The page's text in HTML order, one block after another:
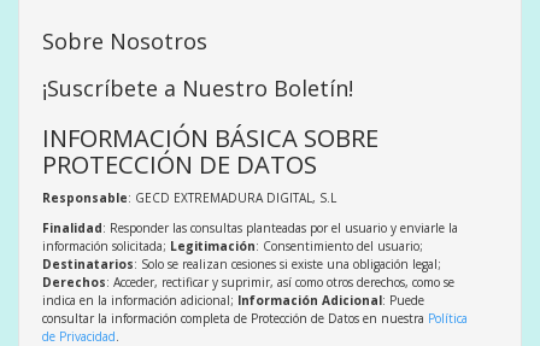
Sobre Nosotros
¡Suscríbete a Nuestro Boletín!
INFORMACIÓN BÁSICA SOBRE
PROTECCIÓN DE DATOS
Responsable: GECD EXTREMADURA DIGITAL, S.L
Finalidad: Responder las consultas planteadas por el usuario y enviarle la
información solicitada; Legitimación: Consentimiento del usuario;
Destinatarios: Solo se realizan cesiones si existe una obligación legal;
Derechos: Acceder, rectificar y suprimir, así como otros derechos, como se
indica en la información adicional; Información Adicional: Puede
consultar la información completa de Protección de Datos en nuestra Política
de Privacidad